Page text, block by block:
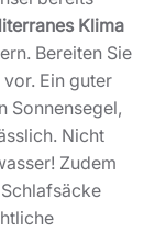
Klima
Bereiten Sie
Ein guter
Sonnensegel,
Nicht
Zudem